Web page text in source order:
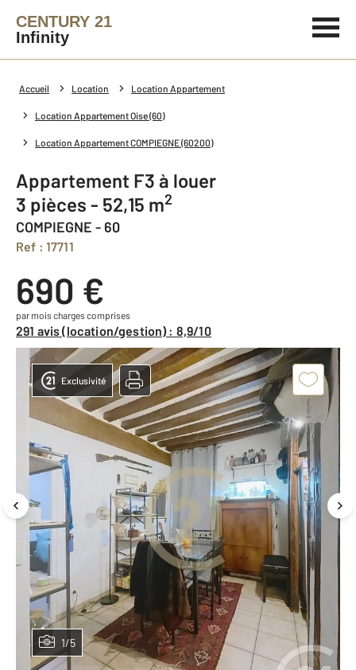
CENTURY 21
Infinity
Accueil Location Location Appartement
Location Appartement Oise (60)
Location Appartement COMPIEGNE (60200)
Appartement F3 à louer
3 pièces - 52,15 m2
COMPIEGNE - 60
Ref : 17711
690 €
par mois charges comprises
291 avis (location/gestion) : 8,9/10
1/5
Exclusivité